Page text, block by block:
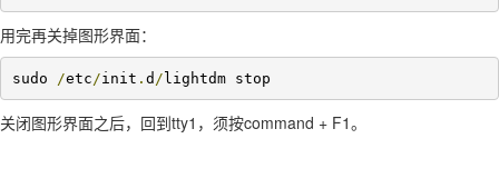
用完再关掉图形界面：
sudo /etc /init . d /lightdm stop
关闭图形界面之后，回到tty1，须按command + F1。